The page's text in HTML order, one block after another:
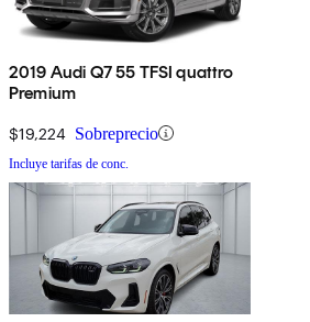
2019 Audi Q7 55 TFSI quattro
Premium
$19,224 Sobreprecio
Incluye tarifas de conc.